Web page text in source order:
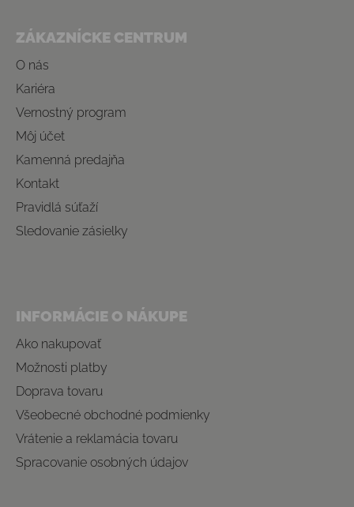
ZÁKAZNÍCKE CENTRUM
O nás
Kariéra
Vernostný program
Môj účet
Kamenná predajňa
Kontakt
Pravidlá súťaží
Sledovanie zásielky
INFORMÁCIE O NÁKUPE
Ako nakupovať
Možnosti platby
Doprava tovaru
Všeobecné obchodné podmienky
Vrátenie a reklamácia tovaru
Spracovanie osobných údajov